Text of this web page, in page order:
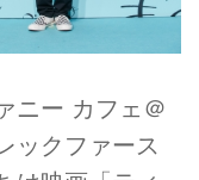
ニー カフェ＠
ックファース